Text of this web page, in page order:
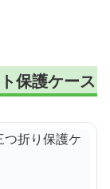
保護ケース